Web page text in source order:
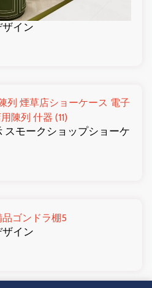
イン
スモークショップショーケ
イン